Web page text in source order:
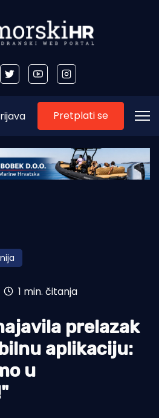
Pretplati se
1 min. čitanja
prelazak
aplikaciju:
u